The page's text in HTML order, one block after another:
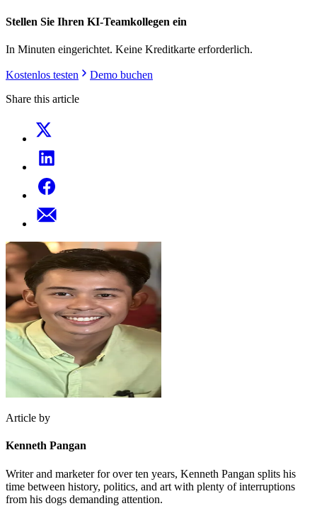
Stellen Sie Ihren KI-Teamkollegen ein
In Minuten eingerichtet. Keine Kreditkarte erforderlich.
Kostenlos testen
Demo buchen
Share this article
Article by
Kenneth Pangan
Writer and marketer for over ten years, Kenneth Pangan splits his
time between history, politics, and art with plenty of interruptions
from his dogs demanding attention.